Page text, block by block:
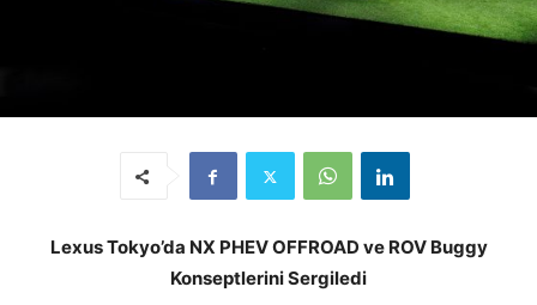
Lexus Tokyo’da NX PHEV OFFROAD ve ROV Buggy
Konseptlerini Sergiledi